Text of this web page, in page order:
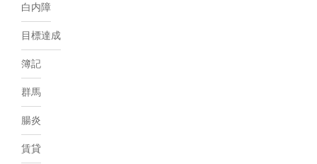
白内障
目標達成
簿記
群馬
腸炎
賃貸